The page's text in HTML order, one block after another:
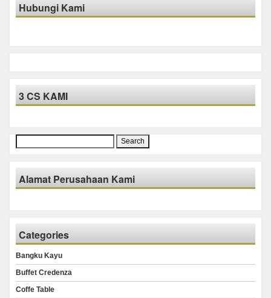
Hubungi Kami
3 CS KAMI
for:
Alamat Perusahaan Kami
Categories
Bangku Kayu
Buffet Credenza
Coffe Table